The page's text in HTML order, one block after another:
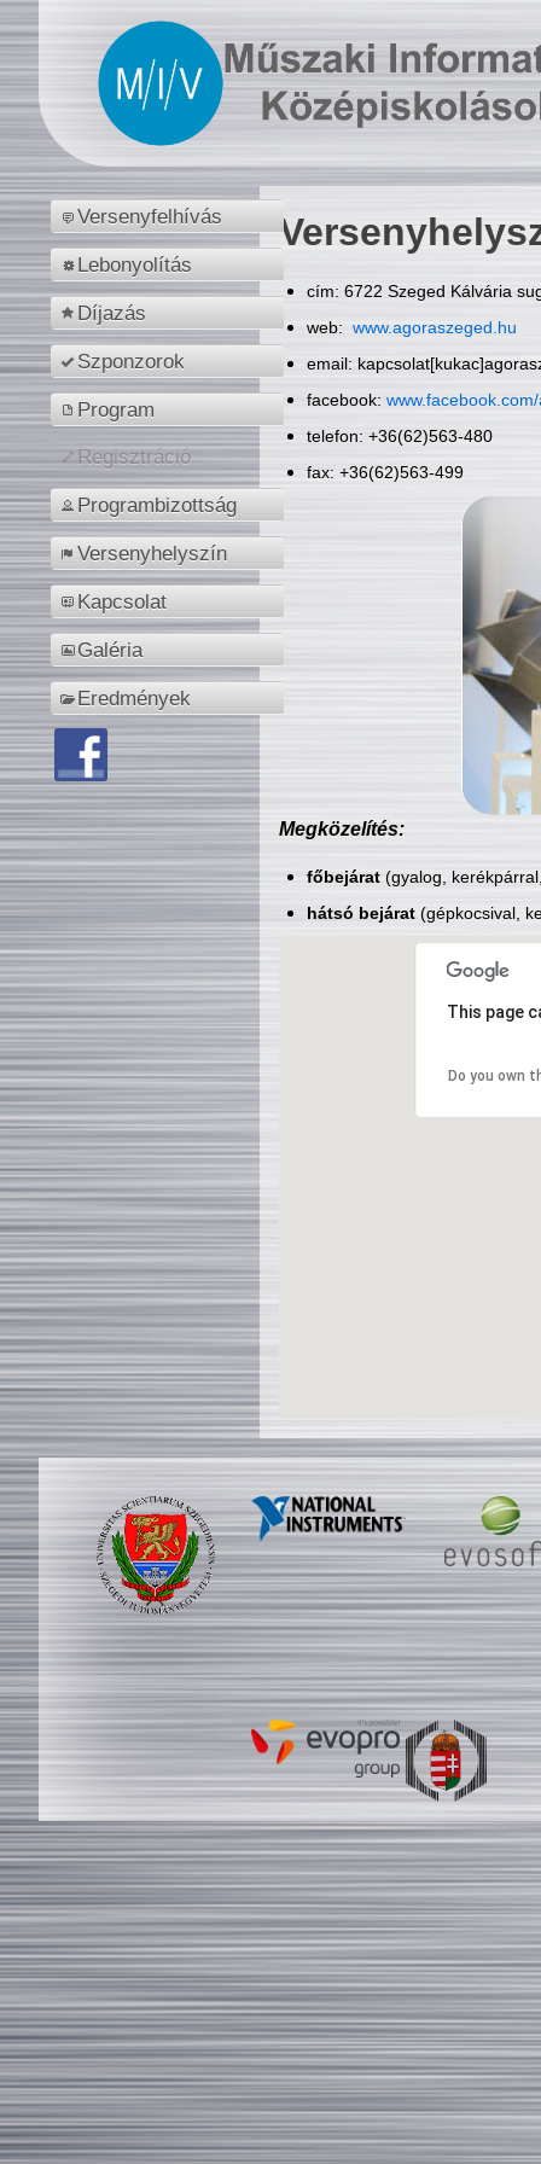
Versenyfelhívás
Lebonyolítás
Díjazás
Szponzorok
Program
Regisztráció
Programbizottság
Versenyhelyszín
Kapcsolat
Galéria
Eredmények
cím: 6722 Szeged Kálvária
web: www.agoraszeged.hu
email:
facebook:
telefon: +36(62)563-480
fax: +36(62)563-499
Megközelítés:
főbejárat(gyalog,
hátsó bejárat(gépkocsival,
This page
Do you own